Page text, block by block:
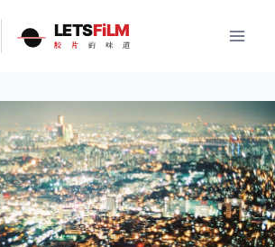
LETSFiLM
胶 片 的 味 道